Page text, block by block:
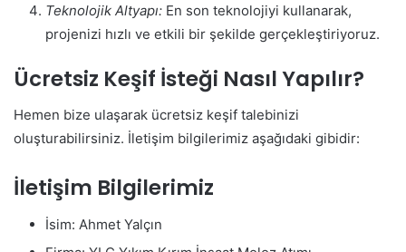
Teknolojik Altyapı: En son teknolojiyi kullanarak,
projenizi hızlı ve etkili bir şekilde gerçekleştiriyoruz.
Ücretsiz Keşif İsteği Nasıl Yapılır?
Hemen bize ulaşarak ücretsiz keşif talebinizi
oluşturabilirsiniz. İletişim bilgilerimiz aşağıdaki gibidir:
İletişim Bilgilerimiz
İsim: Ahmet Yalçın